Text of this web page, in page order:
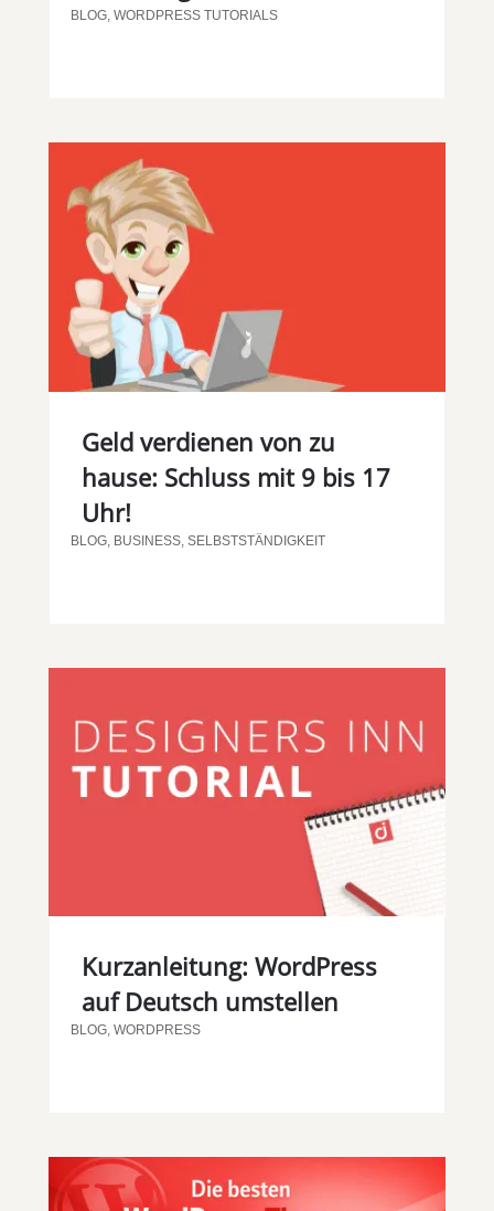
BLOG, WORDPRESS TUTORIALS
Geld verdienen von zu
hause: Schluss mit 9 bis 17
Uhr!
BLOG, BUSINESS, SELBSTSTÄNDIGKEIT
Kurzanleitung: WordPress
auf Deutsch umstellen
BLOG, WORDPRESS